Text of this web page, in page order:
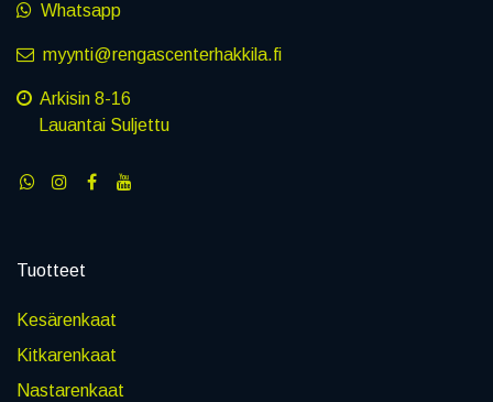
Whatsapp
myynti@rengascenterhakkila.fi
Arkisin 8-16
Lauantai Suljettu
Tuotteet
Kesärenkaat
Kitkarenkaat
Nastarenkaat